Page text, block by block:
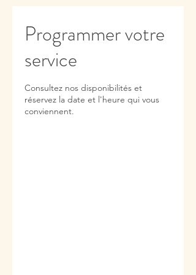
Programmer votre
service
Consultez nos disponibilités et
réservez la date et l'heure qui vous
conviennent.